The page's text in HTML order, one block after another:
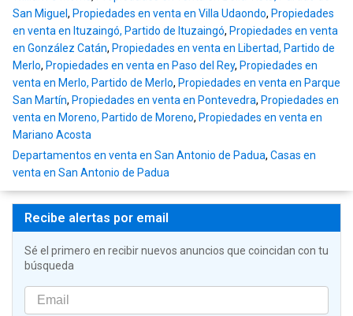
San Miguel , Propiedades en venta en Villa Udaondo, Propiedades
en venta en Ituzaingó, Partido de Ituzaingó, Propiedades en venta
en González Catán, Propiedades en venta en Libertad, Partido de
Merlo, Propiedades en venta en Paso del Rey, Propiedades en
venta en Merlo, Partido de Merlo, Propiedades en venta en Parque
San Martín, Propiedades en venta en Pontevedra, Propiedades en
venta en Moreno, Partido de Moreno, Propiedades en venta en
Mariano Acosta
Departamentos en venta en San Antonio de Padua, Casas en
venta en San Antonio de Padua
Recibe alertas por email
Sé el primero en recibir nuevos anuncios que coincidan con tu
búsqueda